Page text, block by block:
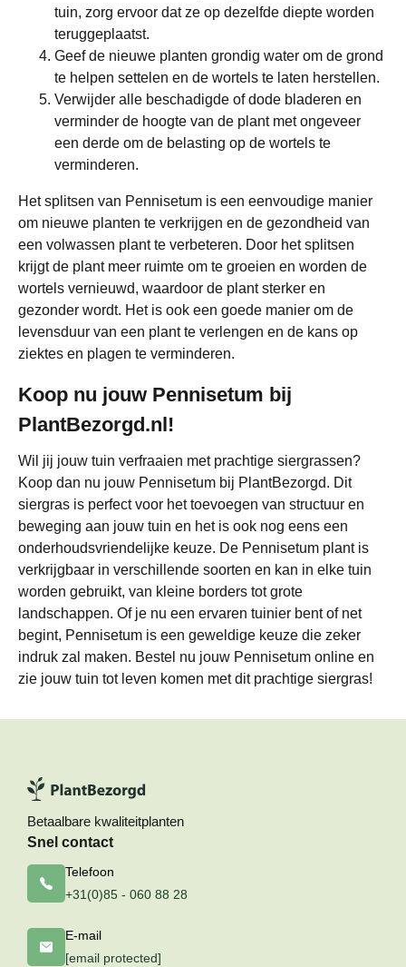
tuin, zorg ervoor dat ze op dezelfde diepte worden
teruggeplaatst.
Geef de nieuwe planten grondig water om de grond
te helpen settelen en de wortels te laten herstellen.
Verwijder alle beschadigde of dode bladeren en
verminder de hoogte van de plant met ongeveer
een derde om de belasting op de wortels te
verminderen.
Het splitsen van Pennisetum is een eenvoudige manier
om nieuwe planten te verkrijgen en de gezondheid van
een volwassen plant te verbeteren. Door het splitsen
krijgt de plant meer ruimte om te groeien en worden de
wortels vernieuwd, waardoor de plant sterker en
gezonder wordt. Het is ook een goede manier om de
levensduur van een plant te verlengen en de kans op
ziektes en plagen te verminderen.
Koop nu jouw Pennisetum bij
PlantBezorgd.nl!
Wil jij jouw tuin verfraaien met prachtige siergrassen?
Koop dan nu jouw Pennisetum bij PlantBezorgd. Dit
siergras is perfect voor het toevoegen van structuur en
beweging aan jouw tuin en het is ook nog eens een
onderhoudsvriendelijke keuze. De Pennisetum plant is
verkrijgbaar in verschillende soorten en kan in elke tuin
worden gebruikt, van kleine borders tot grote
landschappen. Of je nu een ervaren tuinier bent of net
begint, Pennisetum is een geweldige keuze die zeker
indruk zal maken. Bestel nu jouw Pennisetum online en
zie jouw tuin tot leven komen met dit prachtige siergras!
Betaalbare kwaliteitplanten
Snel contact
Telefoon
+31(0)85 - 060 88 28
E-mail
[email protected]